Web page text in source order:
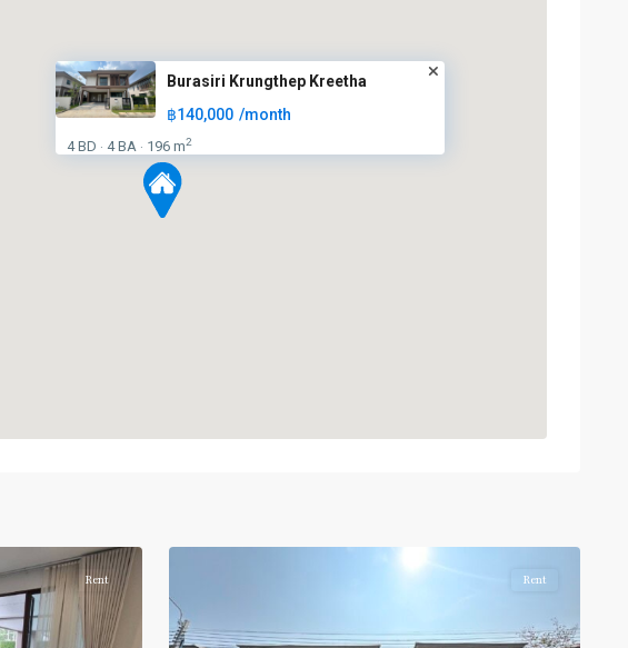
Burasiri Krungthep Kreetha
฿140,000 /month
4 BD · 4 BA · 196 m2
Rent Rent